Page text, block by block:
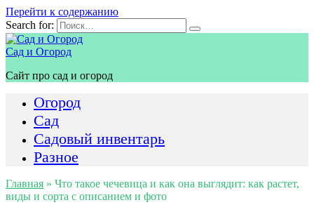
Перейти к содержанию
Search for:
Сад и Огород
Сайт про сад и огород
Огород
Сад
Садовый инвентарь
Разное
Главная » Что такое чечевица и как она выглядит: как растет,
виды и сорта с описанием и фото